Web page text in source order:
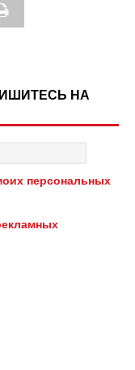
НА
персональных